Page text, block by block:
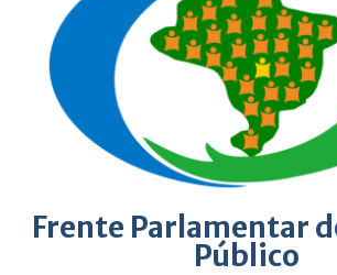
Frente Parlamentar
Público